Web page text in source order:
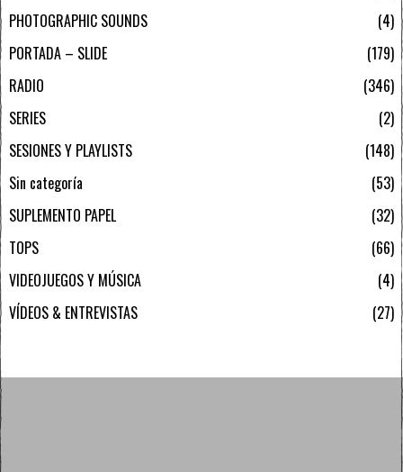
PHOTOGRAPHIC SOUNDS
4
PORTADA – SLIDE
179
RADIO
346
SERIES
2
SESIONES Y PLAYLISTS
148
Sin categoría
53
SUPLEMENTO PAPEL
32
TOPS
66
VIDEOJUEGOS Y MÚSICA
4
VÍDEOS & ENTREVISTAS
27